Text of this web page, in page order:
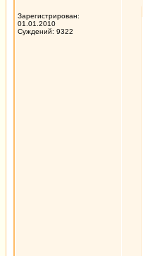
Зарегистрирован:
01.01.2010
Суждений: 9322